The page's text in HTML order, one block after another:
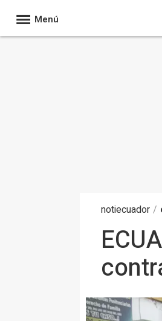
Menú
notiecuador /